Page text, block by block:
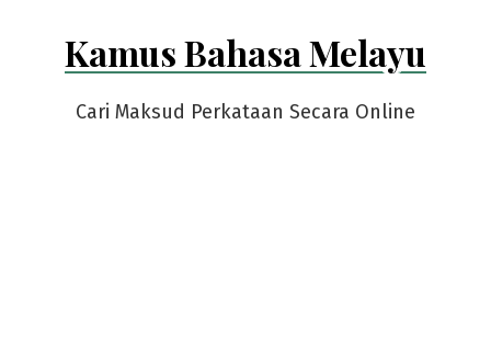
Kamus Bahasa Melayu
Cari Maksud Perkataan Secara Online